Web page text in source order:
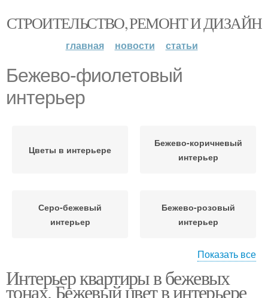
СТРОИТЕЛЬСТВО, РЕМОНТ И ДИЗАЙН
главная новости статьи
Бежево-фиолетовый
интерьер
Цветы в интерьере
Бежево-коричневый
интерьер
Серо-бежевый
интерьер
Бежево-розовый
интерьер
Бежевые интерьеры
Светло-бежевый
интерьер
Показать все
Интерьер квартиры в бежевых
тонах. Бежевый цвет в интерьере